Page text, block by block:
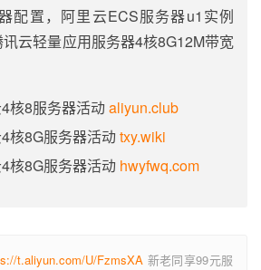
配置，阿里云ECS服务器u1实例
云轻量应用服务器4核8G12M带宽
核8服务器活动 aliyun.club
核8G服务器活动 txy.wiki
核8G服务器活动 hwyfwq.com
t.aliyun.com/U/FzmsXA 新老同享99元服